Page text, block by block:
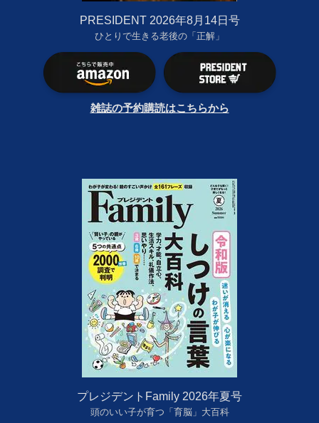
PRESIDENT 2026年8月14日号
ひとりで生きる老後の「正解」
雑誌の予約購読はこちらから
プレジデントFamily 2026年夏号
頭のいい子が育つ「育脳」大百科